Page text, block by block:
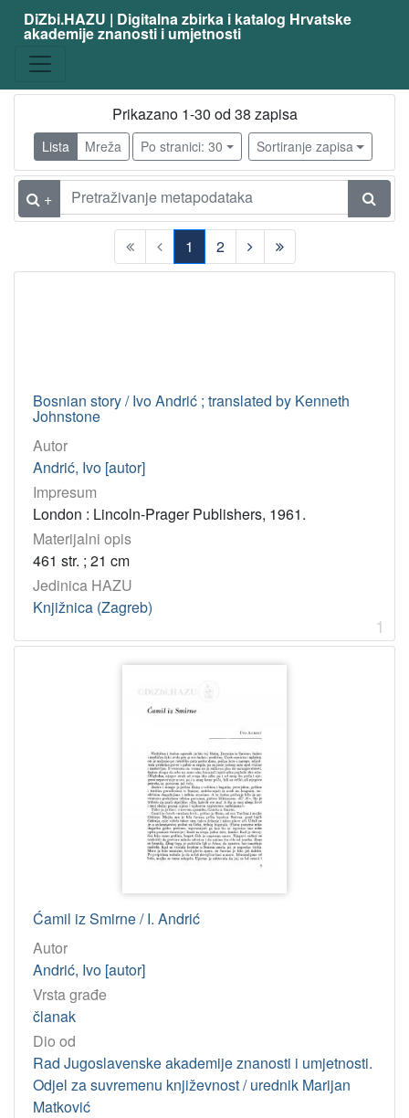
DiZbi.HAZU | Digitalna zbirka i katalog Hrvatske
akademije znanosti i umjetnosti
Prikazano 1-30 od 38 zapisa
Lista Mreža Po stranici: 30 Sortiranje zapisa
+
1
(current)
2
Bosnian story / Ivo Andrić ; translated by Kenneth
Johnstone
Autor
Andrić, Ivo [autor]
Impresum
London : Lincoln-Prager Publishers, 1961.
Materijalni opis
461 str. ; 21 cm
Jedinica HAZU
Knjižnica (Zagreb)
1
Ćamil iz Smirne / I. Andrić
Autor
Andrić, Ivo [autor]
Vrsta građe
članak
Dio od
Rad Jugoslavenske akademije znanosti i umjetnosti.
Odjel za suvremenu književnost / urednik Marijan
Matković